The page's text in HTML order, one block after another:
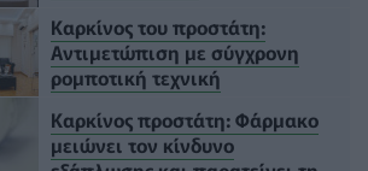
Καρκίνος του προστάτη:
Αντιμετώπιση με σύγχρονη
ρομποτική τεχνική
Καρκίνος προστάτη: Φάρμακο
μειώνει τον κίνδυνο